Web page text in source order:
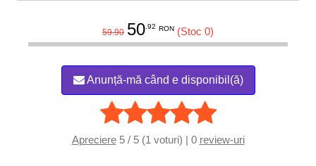
59.90 50.92 RON (Stoc 0)
Anunță-mă când e disponibil(ă)
Apreciere5 / 5 (1 voturi) | 0 review-uri